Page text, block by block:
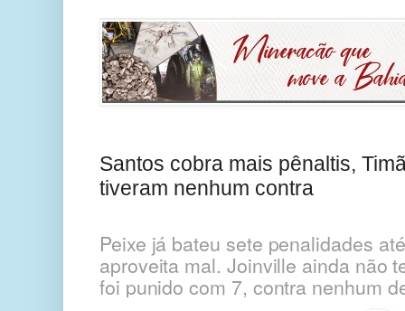
Santos cobra mais pênaltis,
tiveram nenhum contra
Peixe já bateu sete penalidades
aproveita mal. Joinville ainda não
foi punido com 7, contra nenhum